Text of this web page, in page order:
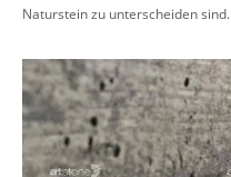
Naturstein zu unterscheiden sind.